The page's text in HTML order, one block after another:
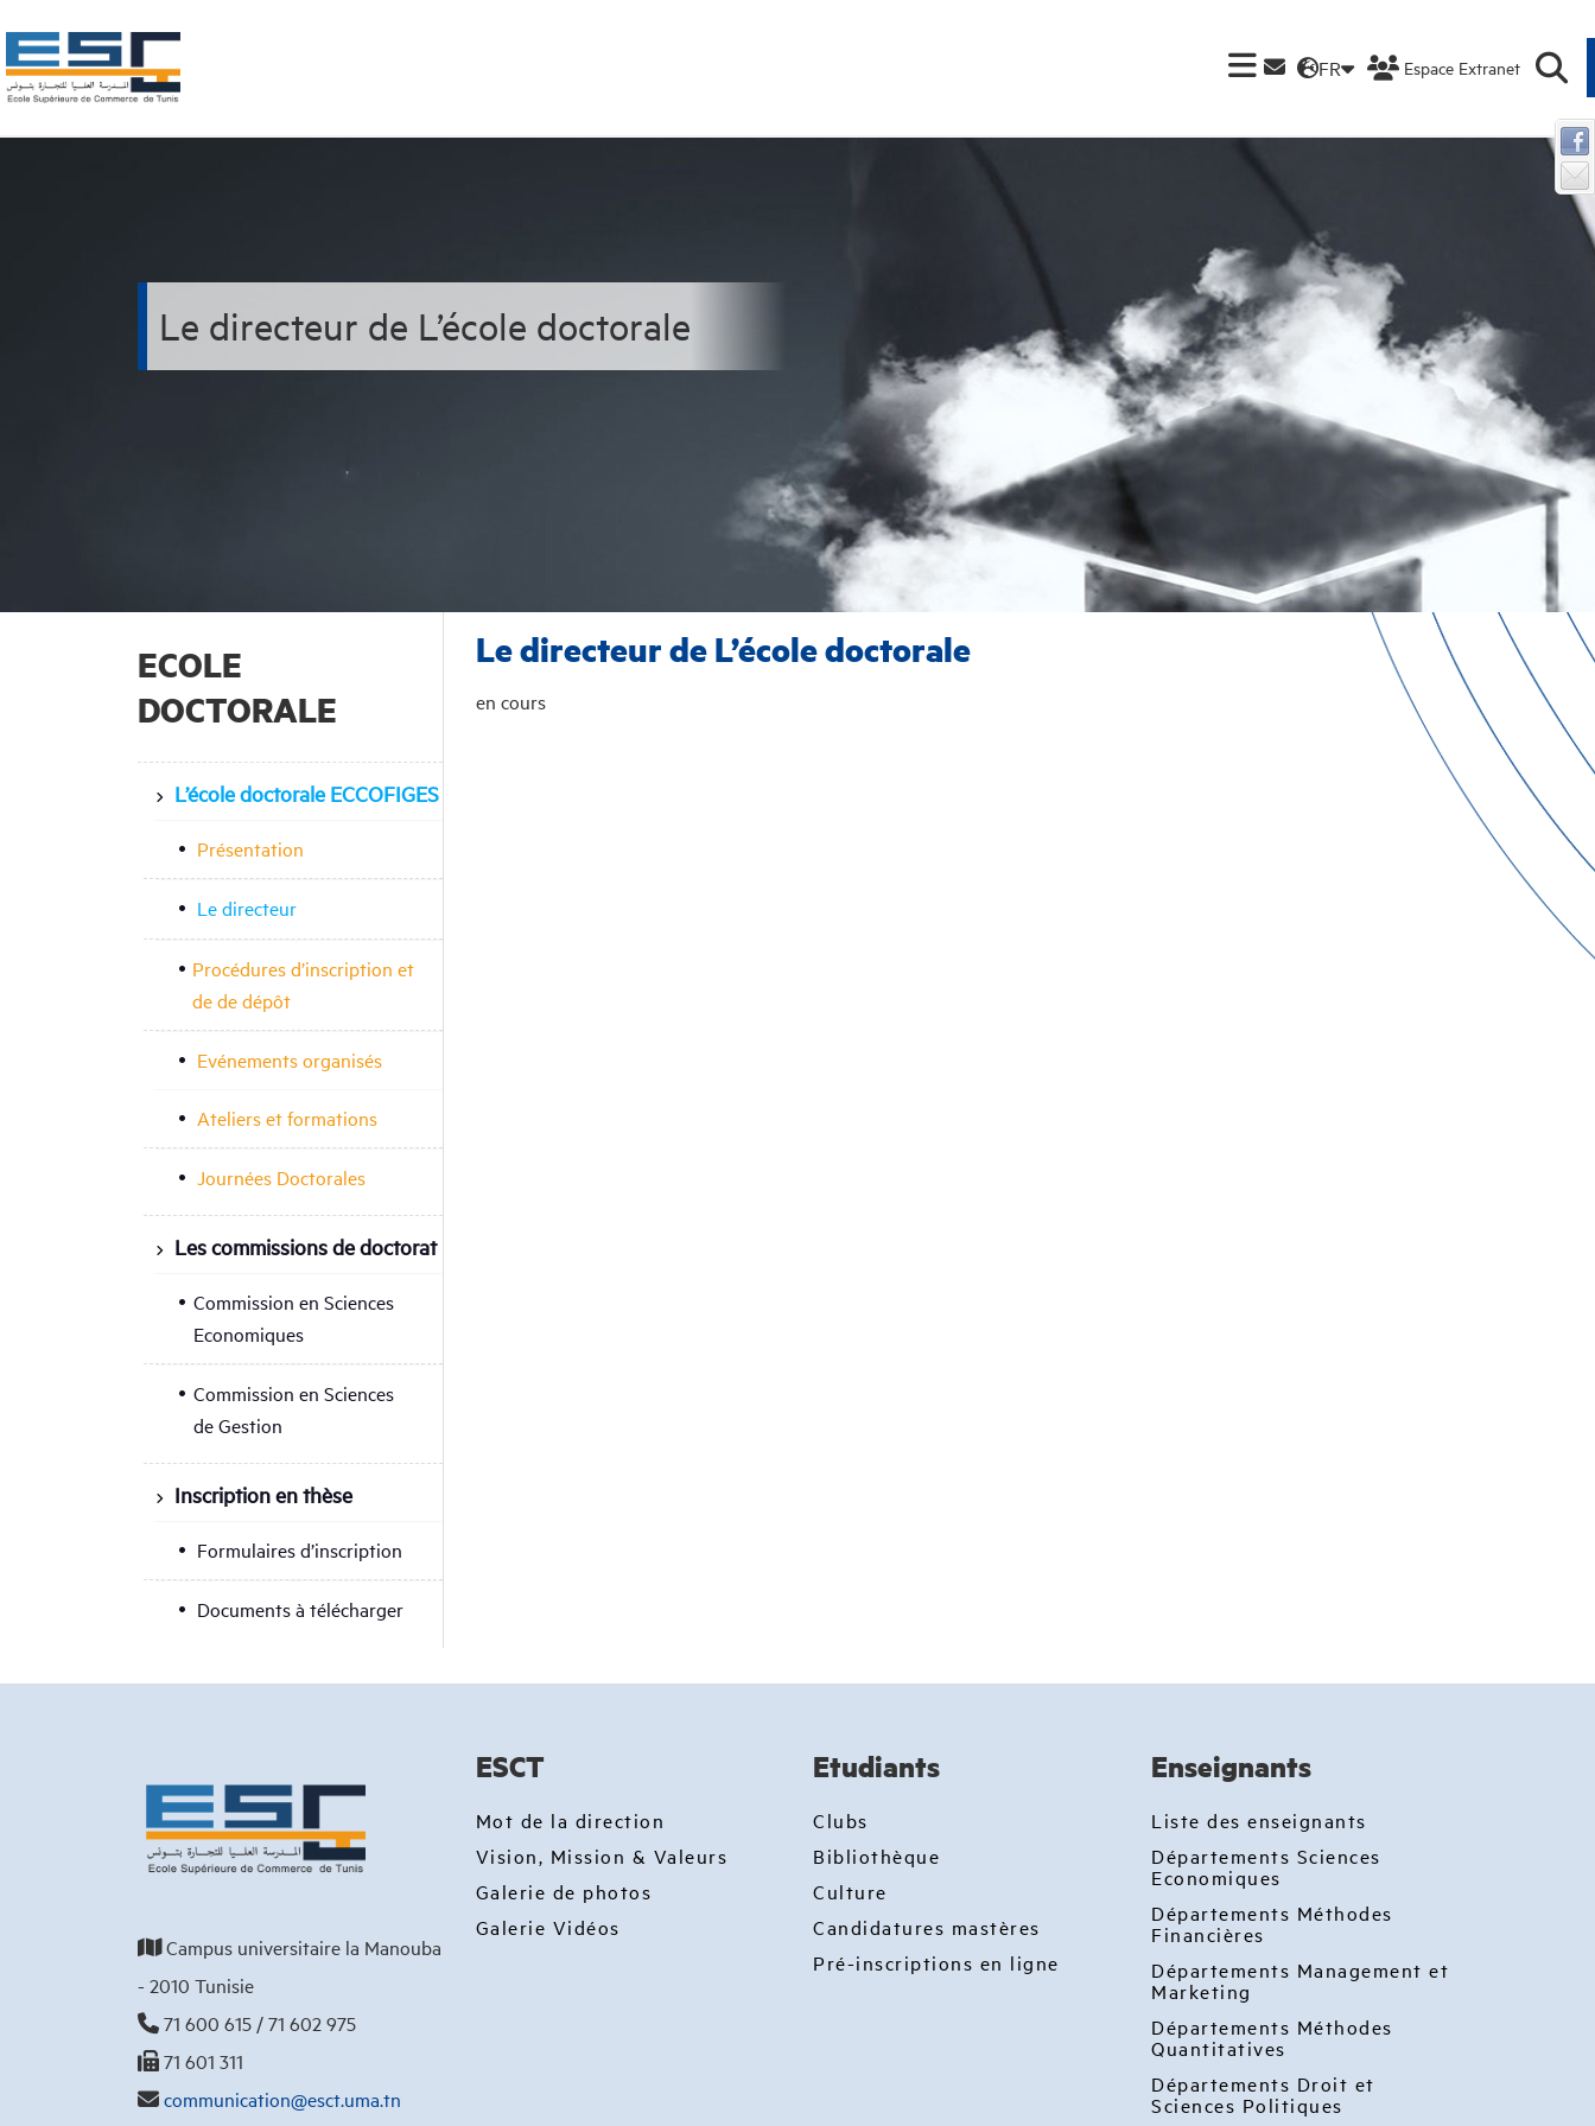
FR Espace Extranet
Le directeur de L’école doctorale
ECOLE
DOCTORALE
L’école doctorale ECCOFIGES
Présentation
Le directeur
Procédures d’inscription et
de de dépôt
Evénements organisés
Ateliers et formations
Journées Doctorales
Les commissions de doctorat
Commission en Sciences
Economiques
Commission en Sciences
de Gestion
Inscription en thèse
Formulaires d’inscription
Documents à télécharger
Le directeur de L’école doctorale
en cours
Campus universitaire la Manouba
- 2010 Tunisie
71 600 615 / 71 602 975
71 601 311
communication@esct.uma.tn
ESCT
Mot de la direction
Vision, Mission & Valeurs
Galerie de photos
Galerie Vidéos
Etudiants
Clubs
Bibliothèque
Culture
Candidatures mastères
Pré-inscriptions en ligne
Enseignants
Liste des enseignants
Départements Sciences
Economiques
Départements Méthodes
Financières
Départements Management et
Marketing
Départements Méthodes
Quantitatives
Départements Droit et
Sciences Politiques